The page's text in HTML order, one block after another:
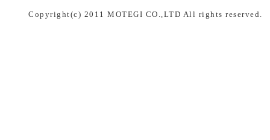
Copyright(c) 2011 MOTEGI CO.,LTD All rights reserved.